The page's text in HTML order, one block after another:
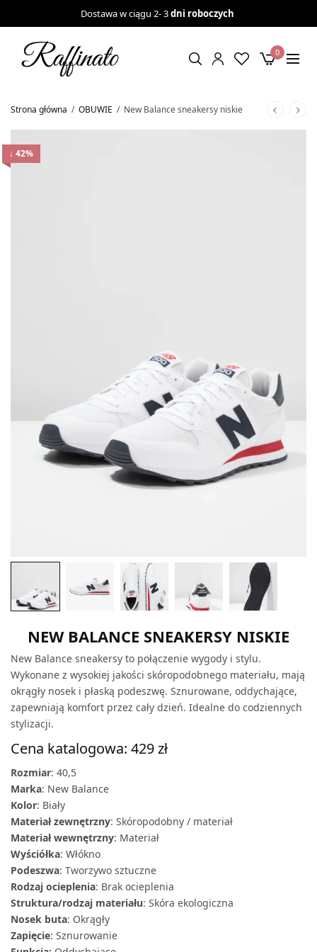
Dostawa w ciągu 2- 3dni roboczych
0
Strona główna / OBUWIE / New Balance sneakersy niskie
↓ 42%
NEW BALANCE SNEAKERSY NISKIE
New Balance sneakersy to połączenie wygody i stylu.
Wykonane z wysokiej jakości skóropodobnego materiału, mają
okrągły nosek i płaską podeszwę. Sznurowane, oddychające,
zapewniają komfort przez cały dzień. Idealne do codziennych
stylizacji.
Cena katalogowa: 429 zł
Rozmiar: 40,5
Marka: New Balance
Kolor: Biały
Materiał zewnętrzny: Skóropodobny / materiał
Materiał wewnętrzny: Materiał
Wyściółka: Włókno
Podeszwa: Tworzywo sztuczne
Rodzaj ocieplenia: Brak ocieplenia
Struktura/rodzaj materiału: Skóra ekologiczna
Nosek buta: Okrągły
Zapięcie: Sznurowanie